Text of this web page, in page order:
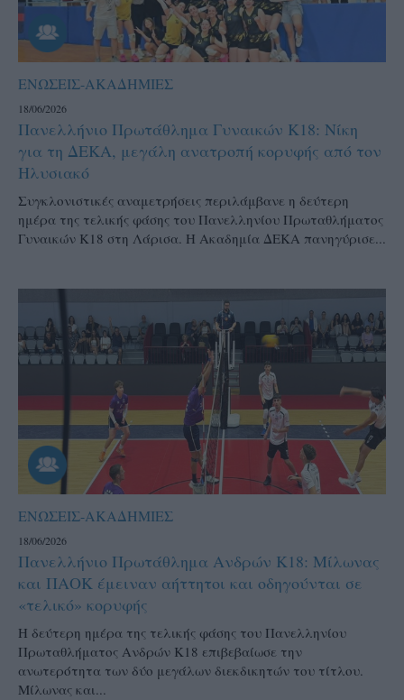
ΕΝΩΣΕΙΣ-ΑΚΑΔΗΜΙΕΣ
18/06/2026
Πανελλήνιο Πρωτάθλημα Γυναικών Κ18: Νίκη
για τη ΔΕΚΑ, μεγάλη ανατροπή κορυφής από τον
Ηλυσιακό
Συγκλονιστικές αναμετρήσεις περιλάμβανε η δεύτερη
ημέρα της τελικής φάσης του Πανελληνίου Πρωταθλήματος
Γυναικών Κ18 στη Λάρισα. Η Ακαδημία ΔΕΚΑ πανηγύρισε...
ΕΝΩΣΕΙΣ-ΑΚΑΔΗΜΙΕΣ
18/06/2026
Πανελλήνιο Πρωτάθλημα Ανδρών Κ18: Μίλωνας
και ΠΑΟΚ έμειναν αήττητοι και οδηγούνται σε
«τελικό» κορυφής
Η δεύτερη ημέρα της τελικής φάσης του Πανελληνίου
Πρωταθλήματος Ανδρών Κ18 επιβεβαίωσε την
ανωτερότητα των δύο μεγάλων διεκδικητών του τίτλου.
Μίλωνας και...